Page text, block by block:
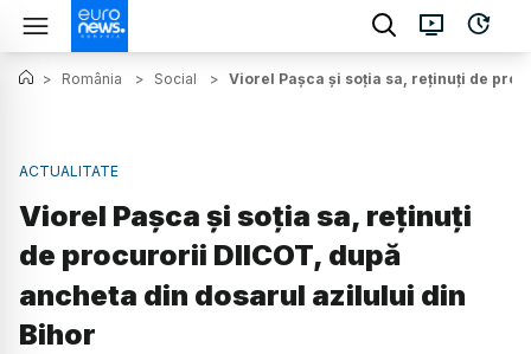
> România > Social > Viorel Pașca și soția sa, reținuți de
ACTUALITATE
Viorel Pașca și soția sa, reținuți
de procurorii DIICOT, după
ancheta din dosarul azilului din
Bihor